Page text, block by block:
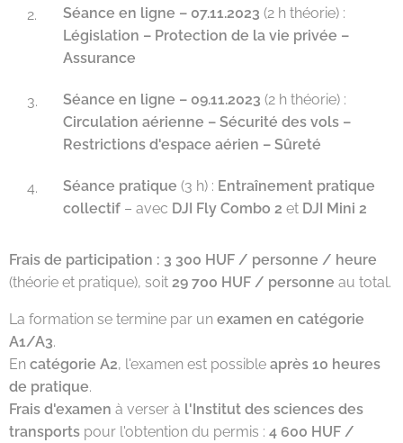
Séance en ligne – 07.11.2023 (2 h théorie) :
Législation – Protection de la vie privée –
Assurance
Séance en ligne – 09.11.2023 (2 h théorie) :
Circulation aérienne – Sécurité des vols –
Restrictions d'espace aérien – Sûreté
Séance pratique (3 h) : Entraînement pratique
collectif – avec DJI Fly Combo 2 et DJI Mini 2
Frais de participation : 3 300 HUF / personne / heure
(théorie et pratique), soit 29 700 HUF / personne au total.
La formation se termine par un examen en catégorie
A1/A3.
En catégorie A2, l'examen est possible après 10 heures
de pratique.
Frais d'examen à verser à l'Institut des sciences des
transports pour l'obtention du permis : 4 600 HUF /